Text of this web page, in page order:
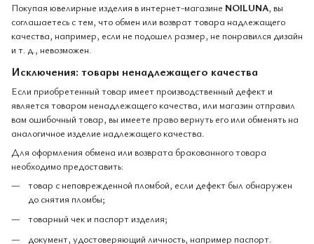
Покупая ювелирные изделия в интернет-магазине NOILUNA, вы
соглашаетесь с тем, что обмен или возврат товара надлежащего
качества, например, если не подошел размер, не понравился дизайн
и т. д., невозможен.
Исключения: товары ненадлежащего качества
Если приобретенный товар имеет производственный дефект и
является товаром ненадлежащего качества, или магазин отправил
вам ошибочный товар, вы имеете право вернуть его или обменять на
аналогичное изделие надлежащего качества.
Для оформления обмена или возврата бракованного товара
необходимо предоставить:
товар с неповрежденной пломбой, если дефект был обнаружен
до снятия пломбы;
товарный чек и паспорт изделия;
документ, удостоверяющий личность, например паспорт.